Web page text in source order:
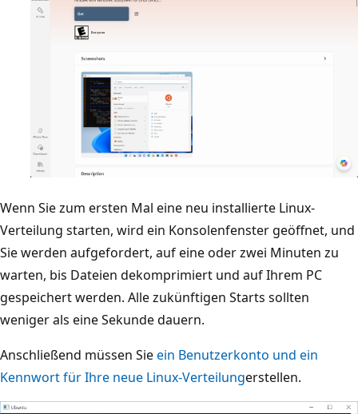
Wenn Sie zum ersten Mal eine neu installierte Linux-
Verteilung starten, wird ein Konsolenfenster geöffnet, und
Sie werden aufgefordert, auf eine oder zwei Minuten zu
warten, bis Dateien dekomprimiert und auf Ihrem PC
gespeichert werden. Alle zukünftigen Starts sollten
weniger als eine Sekunde dauern.
Anschließend müssen Sieein Benutzerkonto und ein
Kennwort für Ihre neue Linux-Verteilungerstellen.